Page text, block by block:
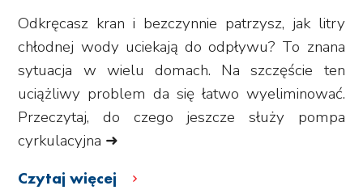
Odkręcasz kran i bezczynnie patrzysz, jak litry
chłodnej wody uciekają do odpływu? To znana
sytuacja w wielu domach. Na szczęście ten
uciążliwy problem da się łatwo wyeliminować.
Przeczytaj, do czego jeszcze służy pompa
cyrkulacyjna ➜
Czytaj więcej